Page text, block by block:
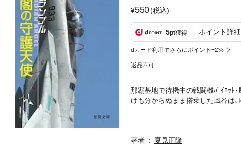
550(税込)
5pt獲得 ポイント詳細
dカード利用でさらにポイント+2%
返品不可
那覇基地で待機中の戦闘機ﾊﾟｲﾛｯﾄ
けも分からぬまま搭乗した風谷は､
侵入した未確認機の目的とは!? 尖
著者
夏見正隆